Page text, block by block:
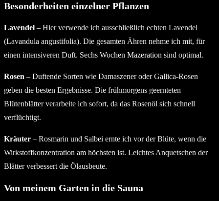
Besonderheiten einzelner Pflanzen
Lavendel – Hier verwende ich ausschließlich echten Lavendel
(Lavandula angustifolia). Die gesamten Ähren nehme ich mit, für
einen intensiveren Duft. Sechs Wochen Mazeration sind optimal.
Rosen – Duftende Sorten wie Damaszener oder Gallica-Rosen
geben die besten Ergebnisse. Die frühmorgens geernteten
Blütenblätter verarbeite ich sofort, da das Rosenöl sich schnell
verflüchtigt.
Kräuter – Rosmarin und Salbei ernte ich vor der Blüte, wenn die
Wirkstoffkonzentration am höchsten ist. Leichtes Anquetschen der
Blätter verbessert die Ölausbeute.
Von meinem Garten in die Sauna